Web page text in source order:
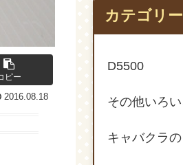
ピー
2016.08.18
カテゴリー
D5500
その他いろい
キャバクラ